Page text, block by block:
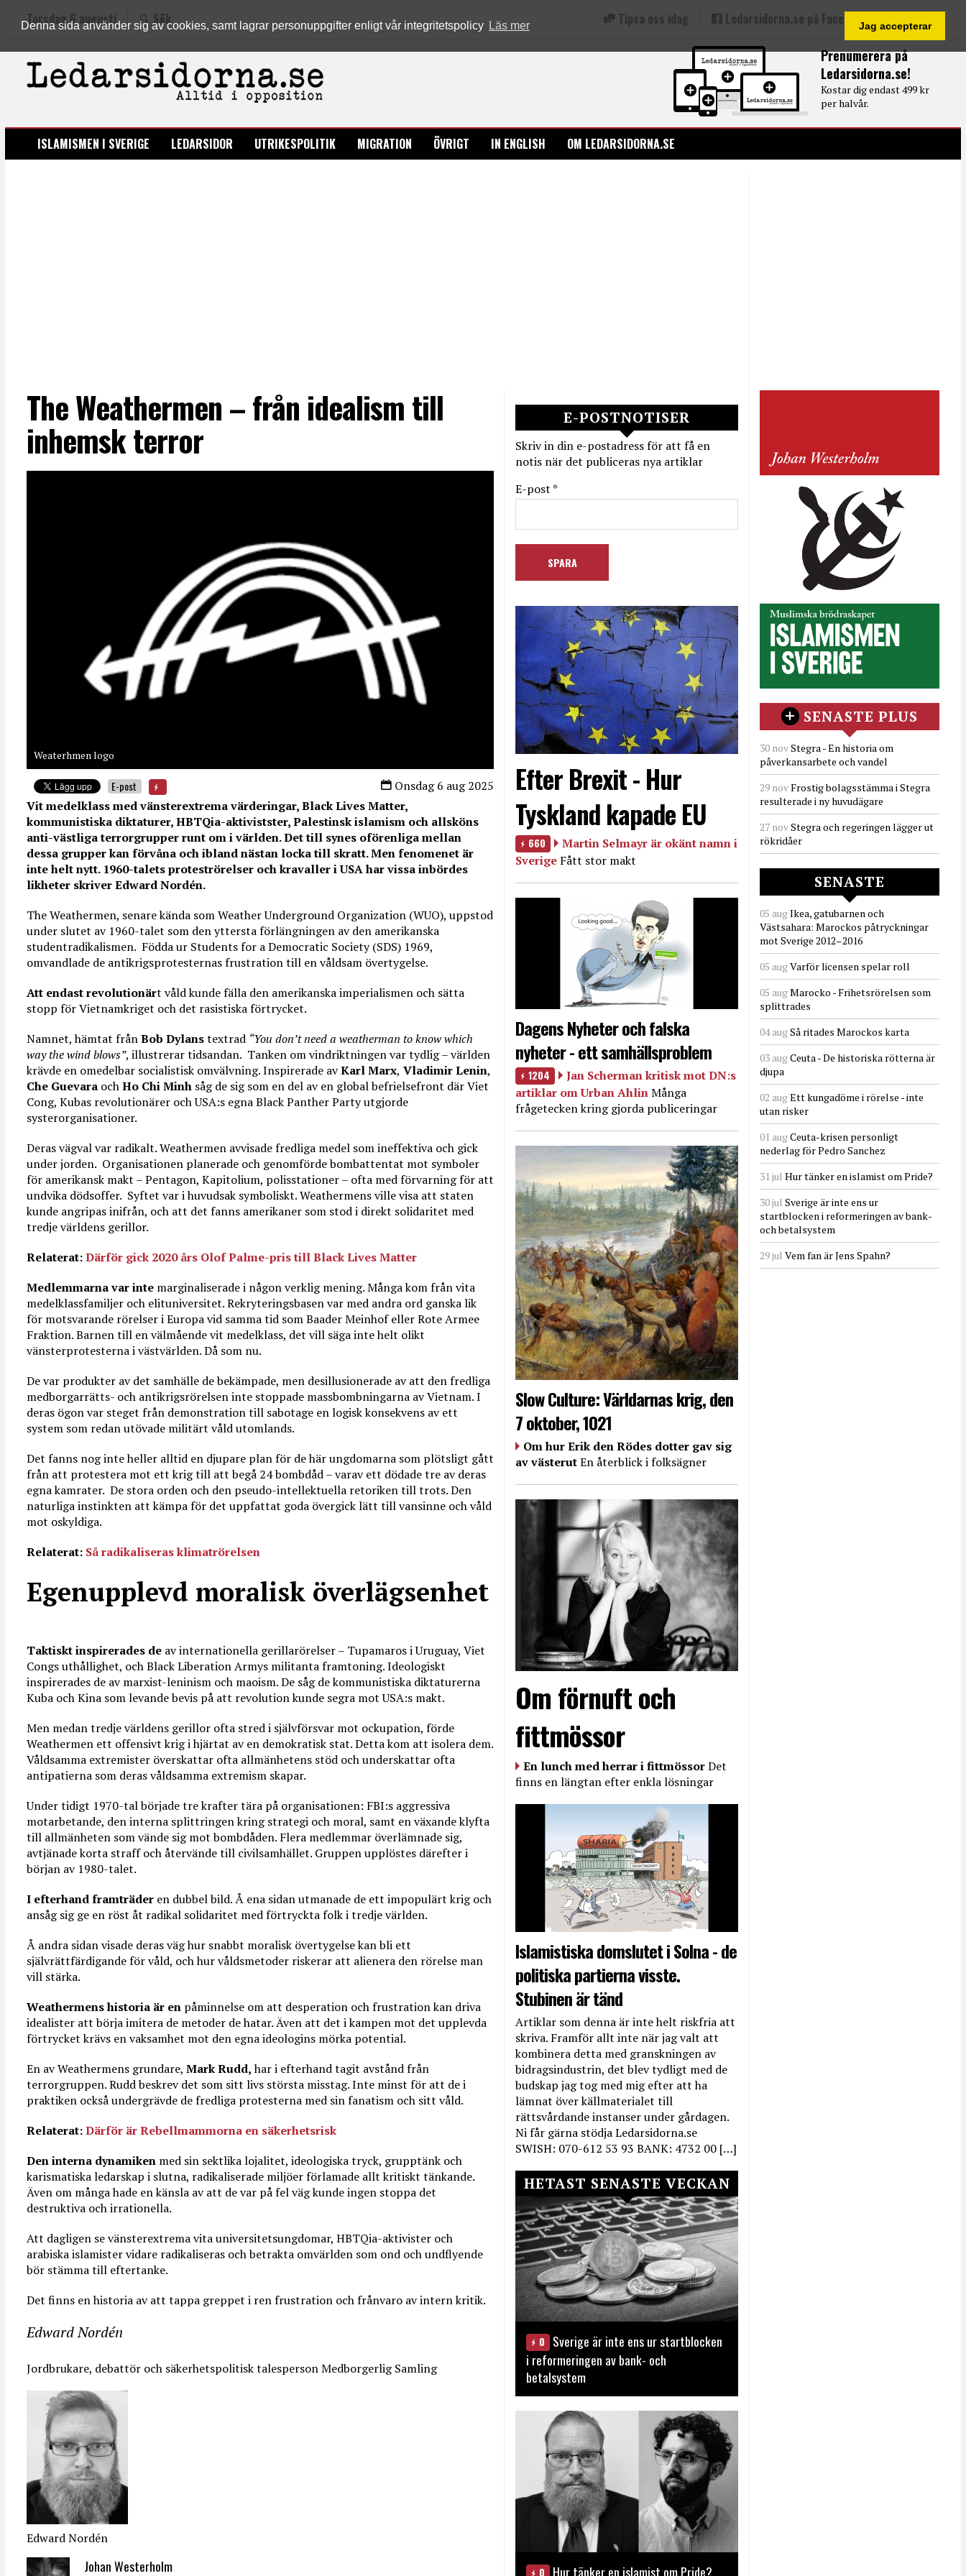
Denna sida använder sig av cookies, samt lagrar personuppgifter enligt vår integritetspolicy Läs mer Jag accepterar
Prenumerera på
Ledarsidorna.se!
Kostar dig endast 499 kr
per halvår.
Torsdag 6 augusti Sök Tipsa oss idag Ledarsidorna.se på Facebook
LEDARSIDORNA.SE
ISLAMISMEN I SVERIGE LEDARSIDOR UTRIKESPOLITIK MIGRATION ÖVRIGT IN ENGLISH OM LEDARSIDORNA.SE
The Weathermen – från idealism till
inhemsk terror
Weaterhmen logo
Onsdag 6 aug 2025
E-post
Vit medelklass med vänsterextrema värderingar, Black Lives Matter,
kommunistiska diktaturer, HBTQia-aktivistster, Palestinsk islamism och allsköns
anti-västliga terrorgrupper runt om i världen. Det till synes oförenliga mellan
dessa grupper kan förvåna och ibland nästan locka till skratt. Men fenomenet är
inte helt nytt. 1960-talets proteströrelser och kravaller i USA har vissa inbördes
likheter skriver Edward Nordén.
The Weathermen, senare kända som Weather Underground Organization (WUO), uppstod
under slutet av 1960-talet som den yttersta förlängningen av den amerikanska
studentradikalismen. Födda ur Students for a Democratic Society (SDS) 1969,
omvandlade de antikrigsprotesternas frustration till en våldsam övertygelse.
Att endast revolutionärt våld kunde fälla den amerikanska imperialismen och sätta
stopp för Vietnamkriget och det rasistiska förtrycket.
Namnet, hämtat frånBob Dylanstextrad “You don’t need a weatherman to know which
way the wind blows”, illustrerar tidsandan. Tanken om vindriktningen var tydlig – världen
krävde en omedelbar socialistisk omvälvning. Inspirerade avKarl Marx, Vladimir Lenin,
Che Guevara ochHo Chi Minh såg de sig som en del av en global befrielsefront där Viet
Cong, Kubas revolutionärer och USA:s egna Black Panther Party utgjorde
systerorganisationer.
Deras vägval var radikalt. Weathermen avvisade fredliga medel som ineffektiva och gick
under jorden. Organisationen planerade och genomförde bombattentat mot symboler
för amerikansk makt – Pentagon, Kapitolium, polisstationer – ofta med förvarning för att
undvika dödsoffer. Syftet var i huvudsak symboliskt. Weathermens ville visa att staten
kunde angripas inifrån, och att det fanns amerikaner som stod i direkt solidaritet med
tredje världens gerillor.
Relaterat:Därför gick 2020 års Olof Palme-pris till Black Lives Matter
Medlemmarna var inte marginaliserade i någon verklig mening. Många kom från vita
medelklassfamiljer och elituniversitet. Rekryteringsbasen var med andra ord ganska lik
för motsvarande rörelser i Europa vid samma tid som Baader Meinhof eller Rote Armee
Fraktion. Barnen till en välmående vit medelklass, det vill säga inte helt olikt
vänsterprotesterna i västvärlden. Då som nu.
De var produkter av det samhälle de bekämpade, men desillusionerade av att den fredliga
medborgarrätts- och antikrigsrörelsen inte stoppade massbombningarna av Vietnam. I
deras ögon var steget från demonstration till sabotage en logisk konsekvens av ett
system som redan utövade militärt våld utomlands.
Det fanns nog inte heller alltid en djupare plan för de här ungdomarna som plötsligt gått
från att protestera mot ett krig till att begå 24 bombdåd – varav ett dödade tre av deras
egna kamrater. De stora orden och den pseudo-intellektuella retoriken till trots. Den
naturliga instinkten att kämpa för det uppfattat goda övergick lätt till vansinne och våld
mot oskyldiga.
Relaterat: Så radikaliseras klimatrörelsen
Egenupplevd moralisk överlägsenhet
Taktiskt inspirerades de av internationella gerillarörelser – Tupamaros i Uruguay, Viet
Congs uthållighet, och Black Liberation Armys militanta framtoning. Ideologiskt
inspirerades de av marxist-leninism och maoism. De såg de kommunistiska diktaturerna
Kuba och Kina som levande bevis på att revolution kunde segra mot USA:s makt.
Men medan tredje världens gerillor ofta stred i självförsvar mot ockupation, förde
Weathermen ett offensivt krig i hjärtat av en demokratisk stat. Detta kom att isolera dem.
Våldsamma extremister överskattar ofta allmänhetens stöd och underskattar ofta
antipatierna som deras våldsamma extremism skapar.
Under tidigt 1970-tal började tre krafter tära på organisationen: FBI:s aggressiva
motarbetande, den interna splittringen kring strategi och moral, samt en växande klyfta
till allmänheten som vände sig mot bombdåden. Flera medlemmar överlämnade sig,
avtjänade korta straff och återvände till civilsamhället. Gruppen upplöstes därefter i
början av 1980-talet.
I efterhand framträder en dubbel bild. Å ena sidan utmanade de ett impopulärt krig och
ansåg sig ge en röst åt radikal solidaritet med förtryckta folk i tredje världen.
Å andra sidan visade deras väg hur snabbt moralisk övertygelse kan bli ett
självrättfärdigande för våld, och hur våldsmetoder riskerar att alienera den rörelse man
vill stärka.
Weathermens historia är en påminnelse om att desperation och frustration kan driva
idealister att börja imitera de metoder de hatar. Även att det i kampen mot det upplevda
förtrycket krävs en vaksamhet mot den egna ideologins mörka potential.
En av Weathermens grundare, Mark Rudd,har i efterhand tagit avstånd från
terrorgruppen. Rudd beskrev det som sitt livs största misstag. Inte minst för att de i
praktiken också undergrävde de fredliga protesterna med sin fanatism och sitt våld.
Relaterat:Därför är Rebellmammorna en säkerhetsrisk
Den interna dynamiken med sin sektlika lojalitet, ideologiska tryck, grupptänk och
karismatiska ledarskap i slutna, radikaliserade miljöer förlamade allt kritiskt tänkande.
Även om många hade en känsla av att de var på fel väg kunde ingen stoppa det
destruktiva och irrationella.
Att dagligen se vänsterextrema vita universitetsungdomar, HBTQia-aktivister och
arabiska islamister vidare radikaliseras och betrakta omvärlden som ond och undflyende
bör stämma till eftertanke.
Det finns en historia av att tappa greppet i ren frustration och frånvaro av intern kritik.
Edward Nordén
Jordbrukare, debattör och säkerhetspolitisk talesperson Medborgerlig Samling
Edward Nordén
Johan Westerholm
E-POSTNOTISER
Skriv in din e-postadress för att få en
notis när det publiceras nya artiklar
E-post *
Efter Brexit - Hur
Tyskland kapade EU
660
Martin Selmayr är okänt namn i
Sverige Fått stor makt
Dagens Nyheter och falska
nyheter - ett samhällsproblem
1204
Jan Scherman kritisk mot DN:s
artiklar om Urban AhlinMånga
frågetecken kring gjorda publiceringar
Slow Culture: Världarnas krig, den
7 oktober, 1021
Om hur Erik den Rödes dotter gav sig
av västerutEn återblick i folksägner
Om förnuft och
fittmössor
En lunch med herrar i fittmössorDet
finns en längtan efter enkla lösningar
Islamistiska domslutet i Solna - de
politiska partierna visste.
Stubinen är tänd
Artiklar som denna är inte helt riskfria att
skriva. Framför allt inte när jag valt att
kombinera detta med granskningen av
bidragsindustrin, det blev tydligt med de
budskap jag tog med mig efter att ha
lämnat över källmaterialet till
rättsvårdande instanser under gårdagen.
Ni får gärna stödja Ledarsidorna.se
SWISH: 070-612 53 93 BANK: 4732 00 […]
HETAST SENASTE VECKAN
0
Sverige är inte ens ur startblocken
i reformeringen av bank- och
betalsystem
0 Hur tänker en islamist om Pride?
SENASTE PLUS
30 novStegra - En historia om
påverkansarbete och vandel
29 novFrostig bolagsstämma i Stegra
resulterade i ny huvudägare
27 novStegra och regeringen lägger ut
rökridåer
SENASTE
05 augIkea, gatubarnen och
Västsahara: Marockos påtryckningar
mot Sverige 2012–2016
05 augVarför licensen spelar roll
05 augMarocko - Frihetsrörelsen som
splittrades
04 augSå ritades Marockos karta
03 augCeuta - De historiska rötterna är
djupa
02 augEtt kungadöme i rörelse - inte
utan risker
01 augCeuta-krisen personligt
nederlag för Pedro Sanchez
31 jul Hur tänker en islamist om Pride?
30 jul Sverige är inte ens ur
startblocken i reformeringen av bank-
och betalsystem
29 jul Vem fan är Jens Spahn?